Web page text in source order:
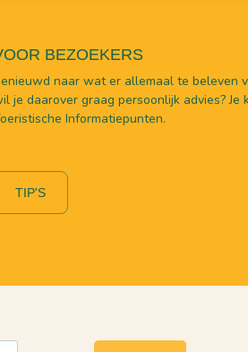
BEZOEKERS
naar wat er allemaal te beleven
je daarover graag persoonlijk advies? Je
Informatiepunten.
TIP'S